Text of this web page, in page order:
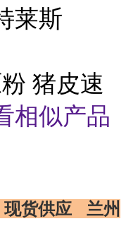
莱斯
猪皮速
相似产品
货供应 兰州